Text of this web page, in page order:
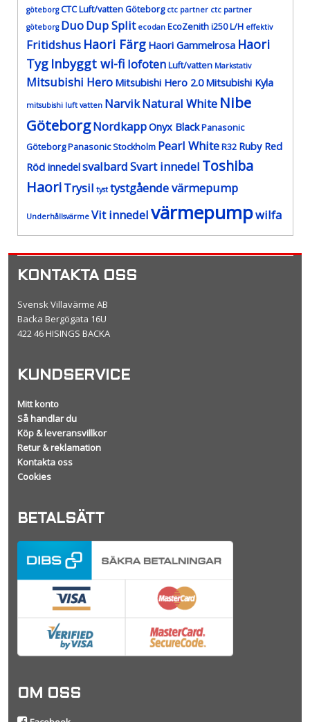
göteborg CTC Luft/vatten Göteborg ctc partner ctc partner
göteborg DuoDup Split ecodan EcoZenith i250 L/H effektiv
Fritidshus Haori Färg Haori Gammelrosa Haori
Tyg Inbyggt wi-fi lofotenLuft/vatten Markstativ
Mitsubishi Hero Mitsubishi Hero 2.0 Mitsubishi Kyla
mitsubishi luft vatten NarvikNatural White Nibe
GöteborgNordkappOnyx BlackPanasonic
GöteborgPanasonic Stockholm Pearl WhiteR32 Ruby Red
Röd innedelsvalbardSvart innedel Toshiba
HaoriTrysil tyst tystgående värmepump
Underhållsvärme Vit innedelvärmepumpwilfa
KONTAKTA OSS
Svensk Villavärme AB
Backa Bergögata 16U
422 46 HISINGS BACKA
KUNDSERVICE
Mitt konto
Så handlar du
Köp & leveransvillkor
Retur & reklamation
Kontakta oss
Cookies
BETALSÄTT
OM OSS